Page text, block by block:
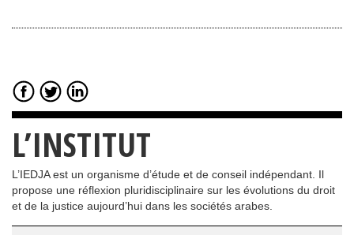
L’INSTITUT
L’IEDJA est un organisme d’étude et de conseil indépendant. Il
propose une réflexion pluridisciplinaire sur les évolutions du droit
et de la justice aujourd’hui dans les sociétés arabes.